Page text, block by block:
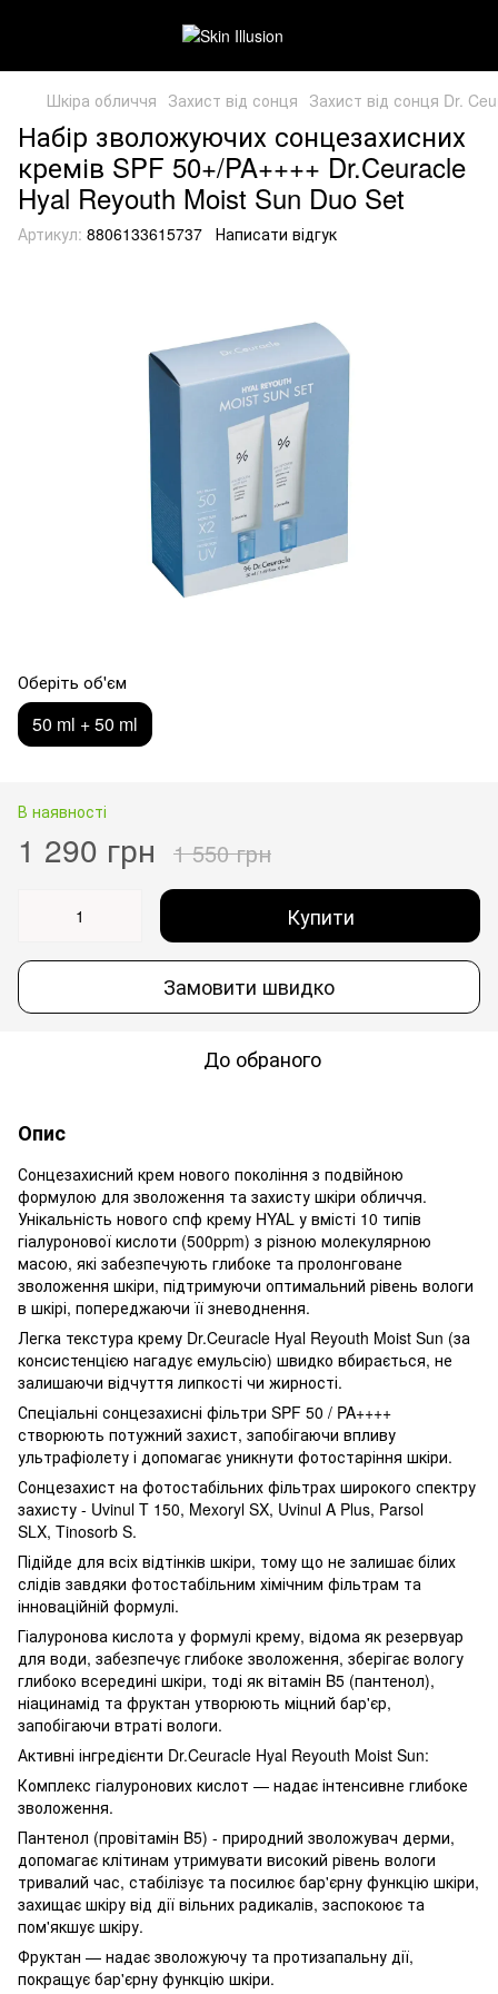
Шкіра обличчя Захист від сонця Захист від сонця Dr.
Набір зволожуючих сонцезахисних
кремів SPF 50+/PA++++ Dr.Ceuracle
Hyal Reyouth Moist Sun Duo Set
Артикул: 8806133615737 Написати відгук
Оберіть об'єм
50 ml + 50 ml
В наявності
1 290 грн 1 550 грн
Купити
Замовити швидко
До обраного
Опис
Сонцезахисний крем нового покоління з подвійною
формулою для зволоження та захисту шкіри обличчя.
Унікальність нового спф крему HYAL у вмісті 10 типів
гіалуронової кислоти (500ppm) з різною молекулярною
масою, які забезпечують глибоке та пролонговане
зволоження шкіри, підтримуючи оптимальний рівень вологи
в шкірі, попереджаючи її зневоднення.
Легка текстура крему Dr.Ceuracle Hyal Reyouth Moist Sun (за
консистенцією нагадує емульсію) швидко вбирається, не
залишаючи відчуття липкості чи жирності.
Спеціальні сонцезахисні фільтри SPF 50 / PA++++
створюють потужний захист, запобігаючи впливу
ультрафіолету і допомагає уникнути фотостаріння шкіри.
Сонцезахист на фотостабільних фільтрах широкого спектру
захисту - Uvinul T 150, Mexoryl SX, Uvinul A Plus, Parsol
SLX, Tinosorb S.
Підійде для всіх відтінків шкіри, тому що не залишає білих
слідів завдяки фотостабільним хімічним фільтрам та
інноваційній формулі.
Гіалуронова кислота у формулі крему, відома як резервуар
для води, забезпечує глибоке зволоження, зберігає вологу
глибоко всередині шкіри, тоді як вітамін B5 (пантенол),
ніацинамід та фруктан утворюють міцний бар'єр,
запобігаючи втраті вологи.
Активні інгредієнти Dr.Ceuracle Hyal Reyouth Moist Sun:
Комплекс гіалуронових кислот — надає інтенсивне глибоке
зволоження.
Пантенол (провітамін B5) - природний зволожувач дерми,
допомагає клітинам утримувати високий рівень вологи
тривалий час, стабілізує та посилює бар'єрну функцію шкіри,
захищає шкіру від дії вільних радикалів, заспокоює та
пом'якшує шкіру.
Фруктан — надає зволожуючу та протизапальну дії,
покращує бар'єрну функцію шкіри.